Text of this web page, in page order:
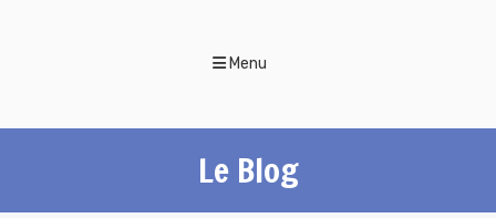
Menu
Le Blog